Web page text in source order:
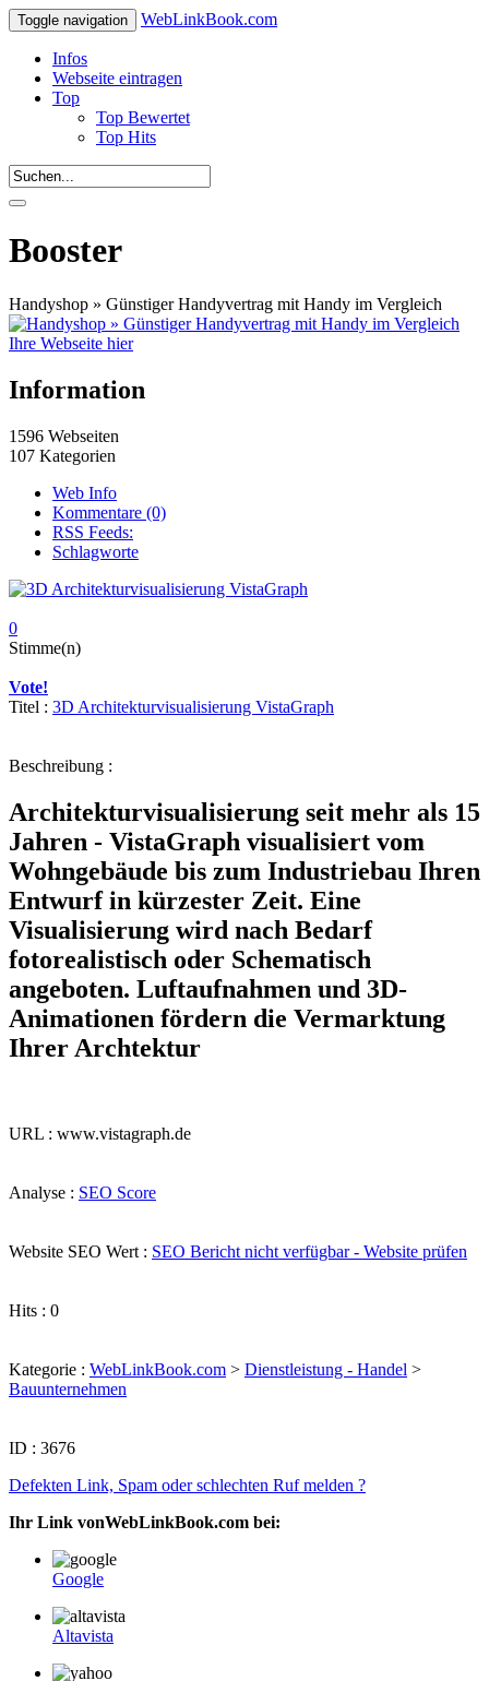
Toggle navigation WebLinkBook.com
Infos
Webseite eintragen
Top
Top Bewertet
Top Hits
Booster
Handyshop » Günstiger Handyvertrag mit Handy im Vergleich
Ihre Webseite hier
Information
1596 Webseiten
107 Kategorien
Web Info
Kommentare (0)
RSS Feeds:
Schlagworte
0
Stimme(n)
Vote!
Titel : 3D Architekturvisualisierung VistaGraph
Beschreibung :
Architekturvisualisierung seit mehr als 15
Jahren - VistaGraph visualisiert vom
Wohngebäude bis zum Industriebau Ihren
Entwurf in kürzester Zeit. Eine
Visualisierung wird nach Bedarf
fotorealistisch oder Schematisch
angeboten. Luftaufnahmen und 3D-
Animationen fördern die Vermarktung
Ihrer Archtektur
URL : www.vistagraph.de
Analyse : SEO Score
Website SEO Wert : SEO Bericht nicht verfügbar - Website prüfen
Hits : 0
Kategorie : WebLinkBook.com > Dienstleistung - Handel >
Bauunternehmen
ID : 3676
Defekten Link, Spam oder schlechten Ruf melden ?
Ihr Link vonWebLinkBook.com bei:
Google
Altavista